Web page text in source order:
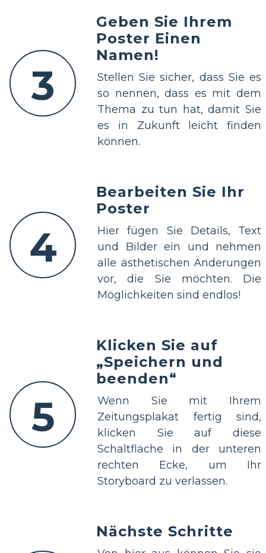
3
Geben Sie Ihrem
Poster Einen
Namen!
Stellen Sie sicher, dass Sie es
so nennen, dass es mit dem
Thema zu tun hat, damit Sie
es in Zukunft leicht finden
können.
4
Bearbeiten Sie Ihr
Poster
Hier fügen Sie Details, Text
und Bilder ein und nehmen
alle ästhetischen Änderungen
vor, die Sie möchten. Die
Möglichkeiten sind endlos!
5
Klicken Sie auf
„Speichern und
beenden“
Wenn Sie mit Ihrem
Zeitungsplakat fertig sind,
klicken Sie auf diese
Schaltfläche in der unteren
rechten Ecke, um Ihr
Storyboard zu verlassen.
Nächste Schritte